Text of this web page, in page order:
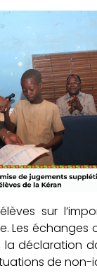
sur
Les échanges
déclaration
de non-